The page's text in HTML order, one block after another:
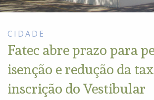
CIDADE
Fatec abre prazo para
isenção e redução da
inscrição do Vestibular